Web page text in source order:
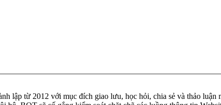
lập từ 2012 với mục đích giao lưu, học hỏi, chia sẻ và thảo luận